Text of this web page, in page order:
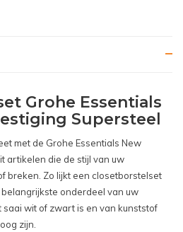
(NL)
Grohe Essentials
Supersteel
met de Grohe Essentials New
artikelen die de stijl van uw
breken. Zo lijkt een closetborstelset
onderdeel van uw
saai wit of zwart is en van kunststof
zijn.